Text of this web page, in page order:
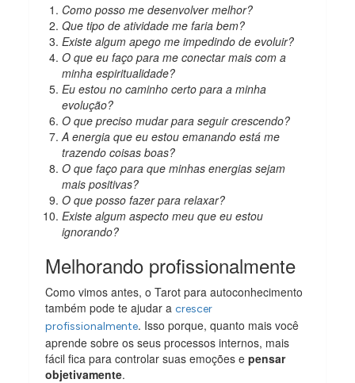
Como posso me desenvolver melhor?
Que tipo de atividade me faria bem?
Existe algum apego me impedindo de evoluir?
O que eu faço para me conectar mais com a
minha espiritualidade?
Eu estou no caminho certo para a minha
evolução?
O que preciso mudar para seguir crescendo?
A energia que eu estou emanando está me
trazendo coisas boas?
O que faço para que minhas energias sejam
mais positivas?
O que posso fazer para relaxar?
Existe algum aspecto meu que eu estou
ignorando?
Melhorando profissionalmente
Como vimos antes, o Tarot para autoconhecimento
também pode te ajudar acrescer
profissionalmente. Isso porque, quanto mais você
aprende sobre os seus processos internos, mais
fácil fica para controlar suas emoções epensar
objetivamente.